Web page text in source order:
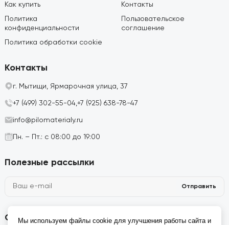
Как купить
Политика
конфиденциальности
Политика обработки cookie
Контакты
Пользовательское
соглашение
Контакты
г. Мытищи, Ярмарочная улица, 37
+7 (499) 302-55-04,+7 (925) 638-78-47
info@pilomaterialy.ru
Пн. – Пт.: с 08:00 до 19:00
Полезные рассылки
Отправить
Социальные сети
Мы используем файлы cookie для улучшения работы сайта и